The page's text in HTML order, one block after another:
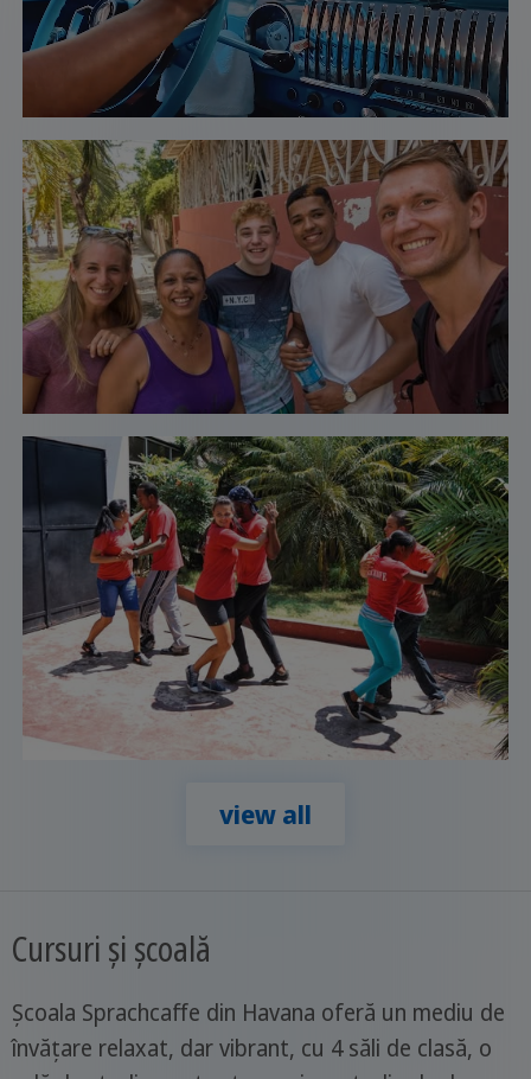
view all
Cursuri și școală
Școala Sprachcaffe din Havana oferă un mediu de
învățare relaxat, dar vibrant, cu 4 săli de clasă, o